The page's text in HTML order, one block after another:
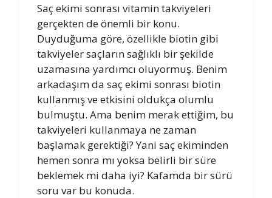
Saç ekimi sonrası vitamin takviyeleri
gerçekten de önemli bir konu.
Duyduğuma göre, özellikle biotin gibi
takviyeler saçların sağlıklı bir şekilde
uzamasına yardımcı oluyormuş. Benim
arkadaşım da saç ekimi sonrası biotin
kullanmış ve etkisini oldukça olumlu
bulmuştu. Ama benim merak ettiğim, bu
takviyeleri kullanmaya ne zaman
başlamak gerektiği? Yani saç ekiminden
hemen sonra mı yoksa belirli bir süre
beklemek mi daha iyi? Kafamda bir sürü
soru var bu konuda.